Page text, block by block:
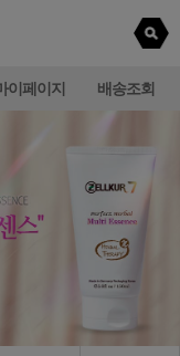
이페이지 배송조회